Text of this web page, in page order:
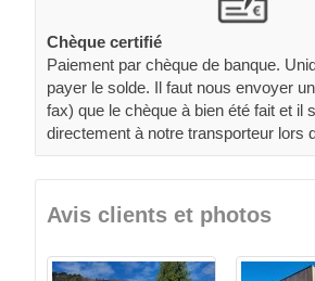
Chèque certifié
Paiement par chèque de banque.
payer le solde. Il faut nous envoyer
fax) que le chèque à bien été fait et il
directement à notre transporteur lors
Avis clients et photos